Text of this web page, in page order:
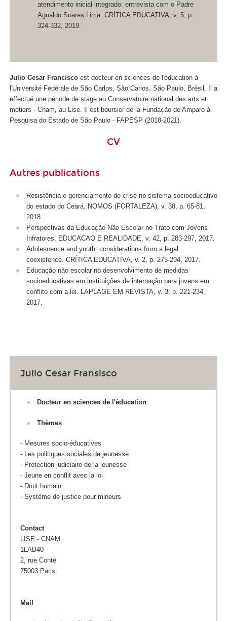
atendimento inicial integrado: entrevista com o Padre
Agnaldo Soares Lima. CRÍTICA EDUCATIVA, v. 5, p.
324-332, 2019.
Julio Cesar Francisco est docteur en sciences de l'éducation à
l'Université Fédérale de São Carlos, São Carlos, São Paulo, Brésil. Il a
effectué une période de stage au Conservatoire national des arts et
métiers - Cnam, au Lise. Il est boursier de la Fundação de Amparo à
Pesquisa do Estado de São Paulo - FAPESP (2018-2021).
CV
Autres publications
Resistência e gerenciamento de crise no sistema socioeducativo
do estado do Ceará. NOMOS (FORTALEZA), v. 38, p. 65-81,
2018.
Perspectivas da Educação Não Escolar no Trato com Jovens
Infratores. EDUCACAO E REALIDADE, v. 42, p. 283-297, 2017.
Adolescence and youth: considerations from a legal
coexistence. CRÍTICA EDUCATIVA, v. 2, p. 275-294, 2017.
Educação não escolar no desenvolvimento de medidas
socioeducativas em instituições de internação para jovens em
conflito com a lei. LAPLAGE EM REVISTA, v. 3, p. 221-234,
2017.
Julio Cesar Fransisco
Docteur en sciences de l'éducation
Thèmes
- Mesures socio-éducatives
- Les politiques sociales de jeunesse
- Protection judiciaire de la jeunesse
- Jeune en conflit avec la loi
- Droit humain
- Système de justice pour mineurs
Contact
LISE - CNAM
1LAB40
2, rue Conté
75003 Paris
Mail